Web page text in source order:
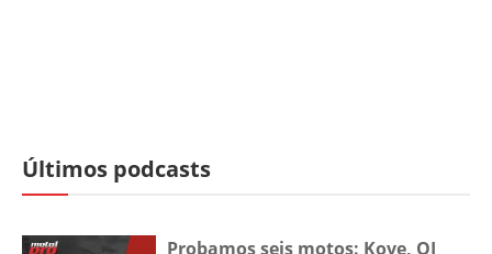
Últimos podcasts
Probamos seis motos: Kove, QJ